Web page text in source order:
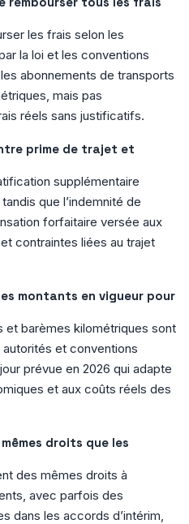
les frais selon les
la loi et les conventions
abonnements de transports
mais pas
réels sans justificatifs.
prime de trajet et
supplémentaire
que l’indemnité de
forfaitaire versée aux
contraintes liées au trajet
montants en vigueur pour
et barèmes kilométriques sont
et conventions
prévue en 2026 qui adapte
et aux coûts réels des
droits que les
des mêmes droits à
avec parfois des
dans les accords d’intérim,